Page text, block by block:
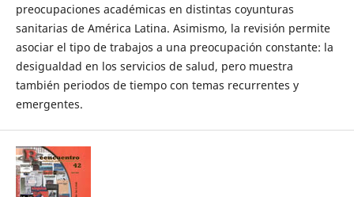
preocupaciones académicas en distintas coyunturas
sanitarias de América Latina. Asimismo, la revisión permite
asociar el tipo de trabajos a una preocupación constante: la
desigualdad en los servicios de salud, pero muestra
también periodos de tiempo con temas recurrentes y
emergentes.